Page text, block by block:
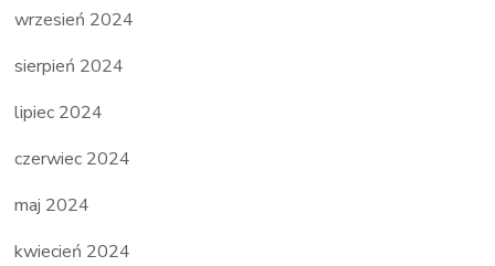
wrzesień 2024
sierpień 2024
lipiec 2024
czerwiec 2024
maj 2024
kwiecień 2024